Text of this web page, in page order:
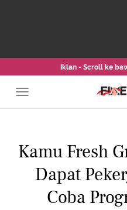
Iklan - Scroll ke
Kamu Fresh
Dapat
Coba